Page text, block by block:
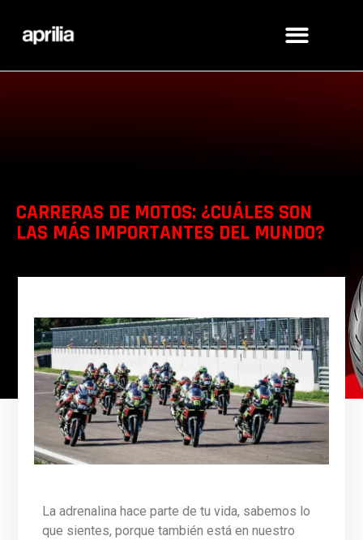
CARRERAS DE MOTOS: ¿CUÁLES SON
LAS MÁS IMPORTANTES DEL MUNDO?
La adrenalina hace parte de tu vida, sabemos lo
que sientes, porque también está en nuestro